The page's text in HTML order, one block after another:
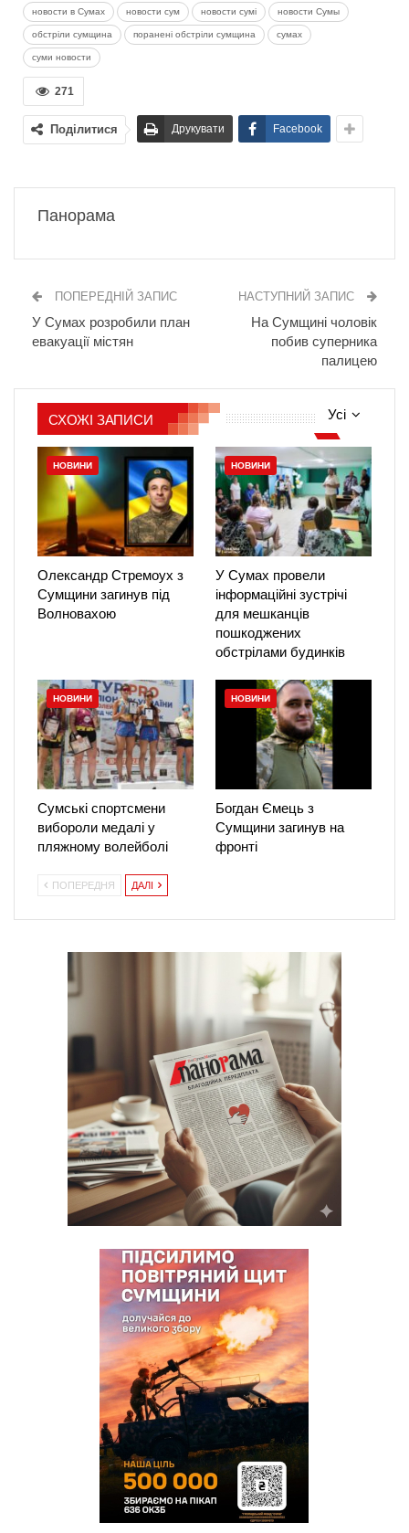
новости в Сумах новости сум новости сумі новости Сумы
обстріли сумщина поранені обстріли сумщина сумах
суми новости
271
Поділитися Друкувати Facebook
Панорама
ПОПЕРЕДНІЙ ЗАПИС
У Сумах розробили план
евакуації містян
НАСТУПНИЙ ЗАПИС
На Сумщині чоловік
побив суперника
палицею
Усі
СХОЖІ ЗАПИСИ
НОВИНИ
Олександр Стремоух з
Сумщини загинув під
Волновахою
НОВИНИ
У Сумах провели
інформаційні зустрічі
для мешканців
пошкоджених
обстрілами будинків
НОВИНИ
Сумські спортсмени
вибороли медалі у
пляжному волейболі
НОВИНИ
Богдан Ємець з
Сумщини загинув на
фронті
ПОПЕРЕДНЯ ДАЛІ